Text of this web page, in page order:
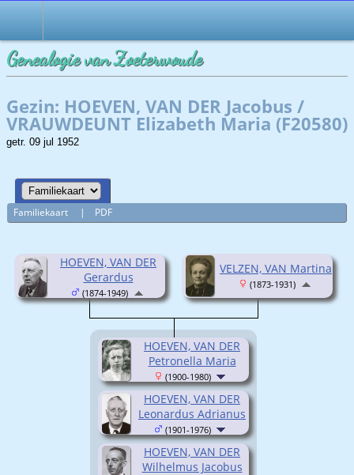
Genealogie van Zoeterwoude
Gezin: HOEVEN, VAN DER Jacobus /
VRAUWDEUNT Elizabeth Maria (F20580)
getr. 09 jul 1952
Familiekaart | PDF
HOEVEN, VAN DER
Gerardus
(1874-1949)
VELZEN, VAN Martina
(1873-1931)
HOEVEN, VAN DER
Petronella Maria
(1900-1980)
HOEVEN, VAN DER
Leonardus Adrianus
(1901-1976)
HOEVEN, VAN DER
Wilhelmus Jacobus